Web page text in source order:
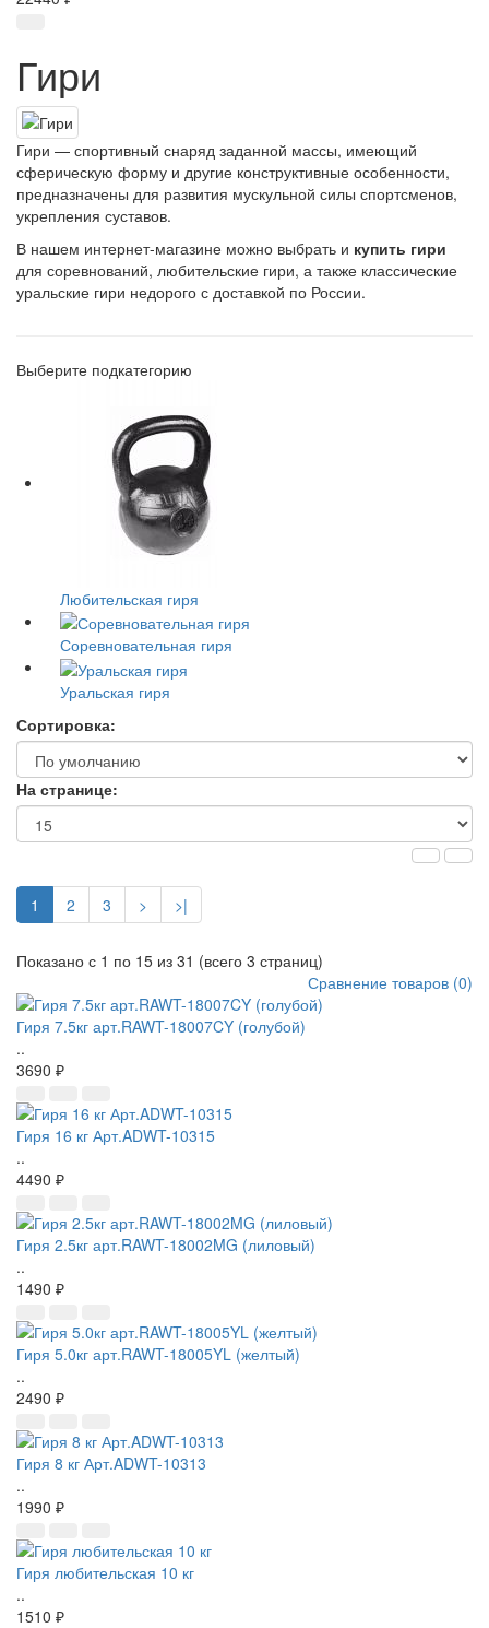
Гири
Гири — спортивный снаряд заданной массы, имеющий
сферическую форму и другие конструктивные особенности,
предназначены для развития мускульной силы спортсменов,
укрепления суставов.
В нашем интернет-магазине можно выбрать и купить гири
для соревнований, любительские гири, а также классические
уральские гири недорого с доставкой по России.
Выберите подкатегорию
Любительская гиря
Соревновательная гиря
Уральская гиря
Сортировка:
На странице:
1 2 3 > >|
Показано с 1 по 15 из 31 (всего 3 страниц)
Сравнение товаров (0)
Гиря 7.5кг арт.RAWT-18007CY (голубой)
..
3690 ₽
Гиря 16 кг Арт.ADWT-10315
..
4490 ₽
Гиря 2.5кг арт.RAWT-18002MG (лиловый)
..
1490 ₽
Гиря 5.0кг арт.RAWT-18005YL (желтый)
..
2490 ₽
Гиря 8 кг Арт.ADWT-10313
..
1990 ₽
Гиря любительская 10 кг
..
1510 ₽